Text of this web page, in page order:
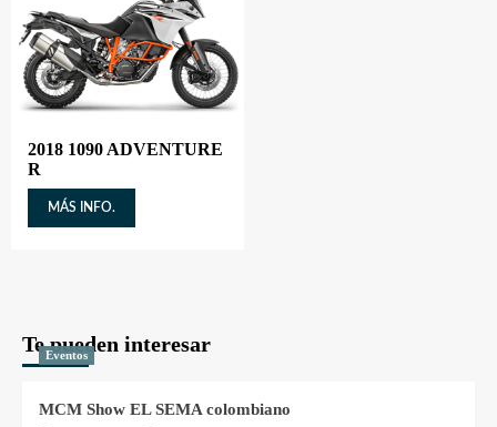
2018 1090 ADVENTURE
R
MÁS INFO.
Te pueden interesar
Eventos
MCM Show EL SEMA colombiano